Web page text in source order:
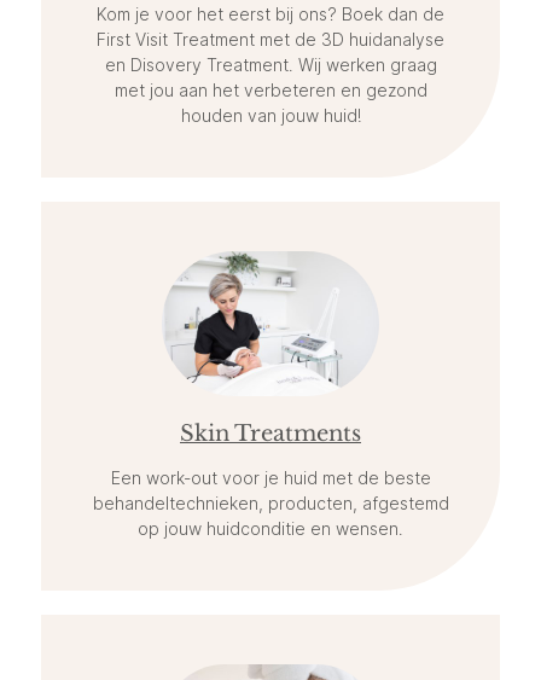
Kom je voor het eerst bij ons? Boek dan de
First Visit Treatment met de 3D huidanalyse
en Disovery Treatment. Wij werken graag
met jou aan het verbeteren en gezond
houden van jouw huid!
Skin Treatments
Een work-out voor je huid met de beste
behandeltechnieken, producten, afgestemd
op jouw huidconditie en wensen.